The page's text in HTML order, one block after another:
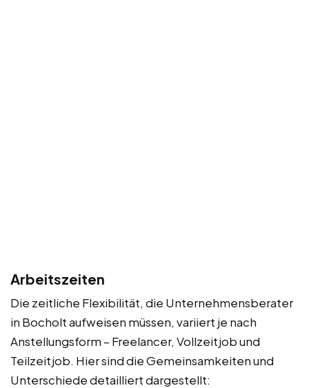
Arbeitszeiten
Die zeitliche Flexibilität, die Unternehmensberater
in Bocholt aufweisen müssen, variiert je nach
Anstellungsform – Freelancer, Vollzeitjob und
Teilzeitjob. Hier sind die Gemeinsamkeiten und
Unterschiede detailliert dargestellt: